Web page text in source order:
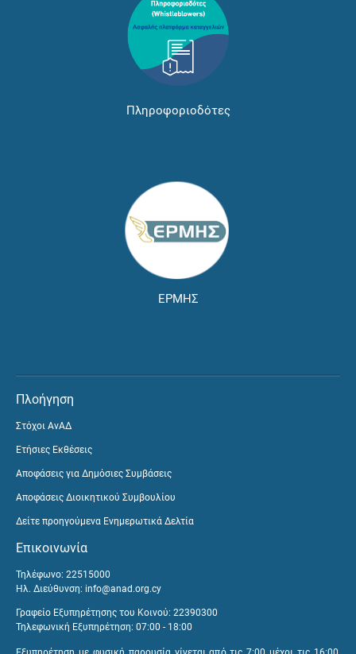
Πληροφοριοδότες
ΕΡΜΗΣ
Πλοήγηση
Στόχοι ΑνΑΔ
Ετήσιες Εκθέσεις
Αποφάσεις για Δημόσιες Συμβάσεις
Αποφάσεις Διοικητικού Συμβουλίου
Δείτε προηγούμενα Ενημερωτικά Δελτία
Επικοινωνία
Τηλέφωνο: 22515000
Ηλ. Διεύθυνση: info@anad.org.cy
Γραφείο Εξυπηρέτησης του Κοινού: 22390300
Τηλεφωνική Εξυπηρέτηση: 07:00 - 18:00